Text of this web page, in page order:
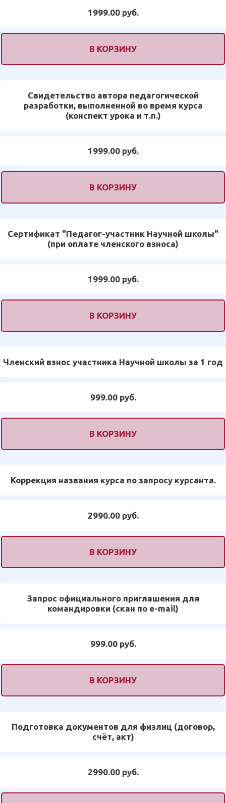
1999.00 руб.
В КОРЗИНУ
Свидетельство автора педагогической
разработки, выполненной во время курса
(конспект урока и т.п.)
1999.00 руб.
В КОРЗИНУ
Сертификат "Педагог-участник Научной школы"
(при оплате членского взноса)
1999.00 руб.
В КОРЗИНУ
Членский взнос участника Научной школы за 1 год
999.00 руб.
В КОРЗИНУ
Коррекция названия курса по запросу курсанта.
2990.00 руб.
В КОРЗИНУ
Запрос официального приглашения для
командировки (скан по e-mail)
999.00 руб.
В КОРЗИНУ
Подготовка документов для физлиц (договор,
счёт, акт)
2990.00 руб.